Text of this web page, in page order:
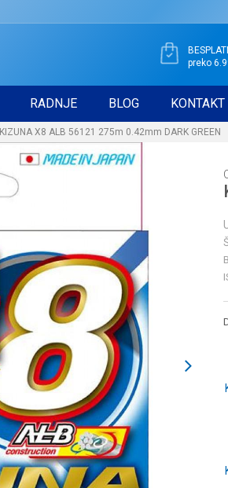
preko
RADNJE BLOG KONTAKT
KIZUNA X8 ALB 56121 275m 0.42mm DARK GREEN